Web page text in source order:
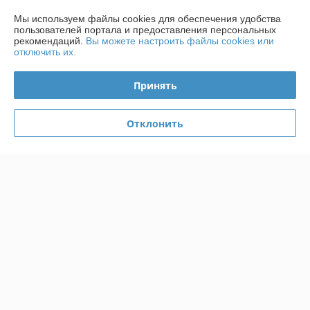
Контакты
Доставка и оплата
Мы используем файлы cookies для обеспечения удобства
пользователей портала и предоставления персональных
рекомендаций. Вы можете настроить файлы cookies или
отключить их.
Принять
Отклонить